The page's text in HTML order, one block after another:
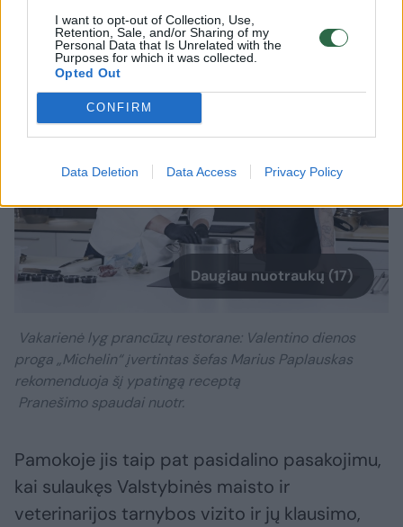
I want to opt-out of Collection, Use,
Retention, Sale, and/or Sharing of my
Personal Data that Is Unrelated with the
Purposes for which it was collected.
Opted Out
CONFIRM
Data Deletion Data Access Privacy Policy
skanesnės, tuo ilgiau jas galėsite naudoti.“
Daugiau nuotraukų (17)
Vakarienė lyg prancūzų restorane: Valentino dienos
proga „Michelin“ įvertintas šefas Marius Paplauskas
rekomenduoja šį ypatingą receptą
Pranešimo spaudai nuotr.
Pamokoje jis taip pat pasidalino pasakojimu,
kai sulaukęs Valstybinės maisto ir
veterinarijos tarnybos vizito ir jų klausimo,